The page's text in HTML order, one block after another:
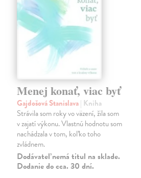
Menej konať, viac byť
Gajdošová Stanislava| Kniha
Strávila som roky vo väzení, žila som
v zajatí výkonu. Vlastnú hodnotu som
nachádzala v tom, koľko toho
zvládnem.
Dodávateľ nemá titul na sklade.
Dodanie do cca. 30 dní.